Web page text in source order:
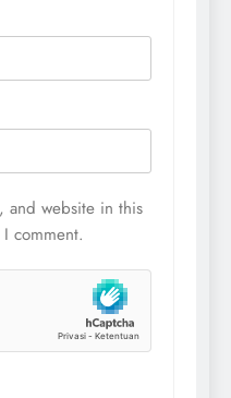
and website in this
comment.